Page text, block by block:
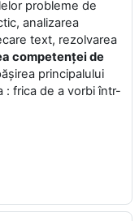
probleme de
analizarea
text, rezolvarea
competenţei de
principalului
: frica de a vorbi într-